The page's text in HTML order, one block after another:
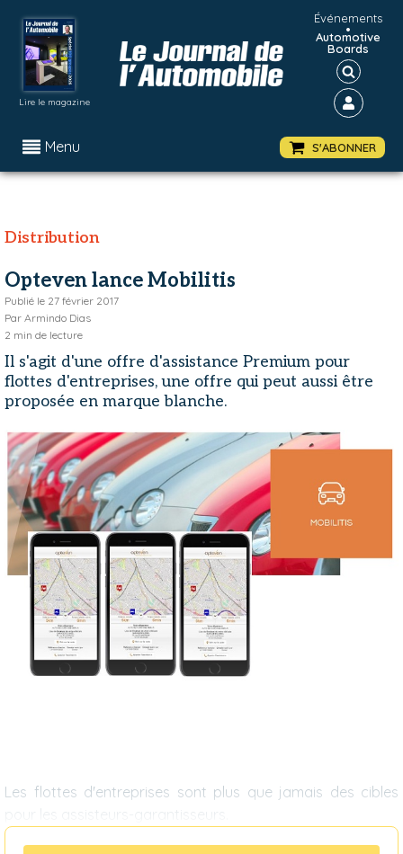
Lire le magazine
Événements
•
Automotive
Boards
Menu S'ABONNER
Distribution
Opteven lance Mobilitis
Publié le 27 février 2017
Par Armindo Dias
2 min de lecture
Il s'agit d'une offre d'assistance Premium pour
flottes d'entreprises, une offre qui peut aussi être
proposée en marque blanche.
Les flottes d'entreprises sont plus que jamais des cibles
pour les assisteurs-garantisseurs.